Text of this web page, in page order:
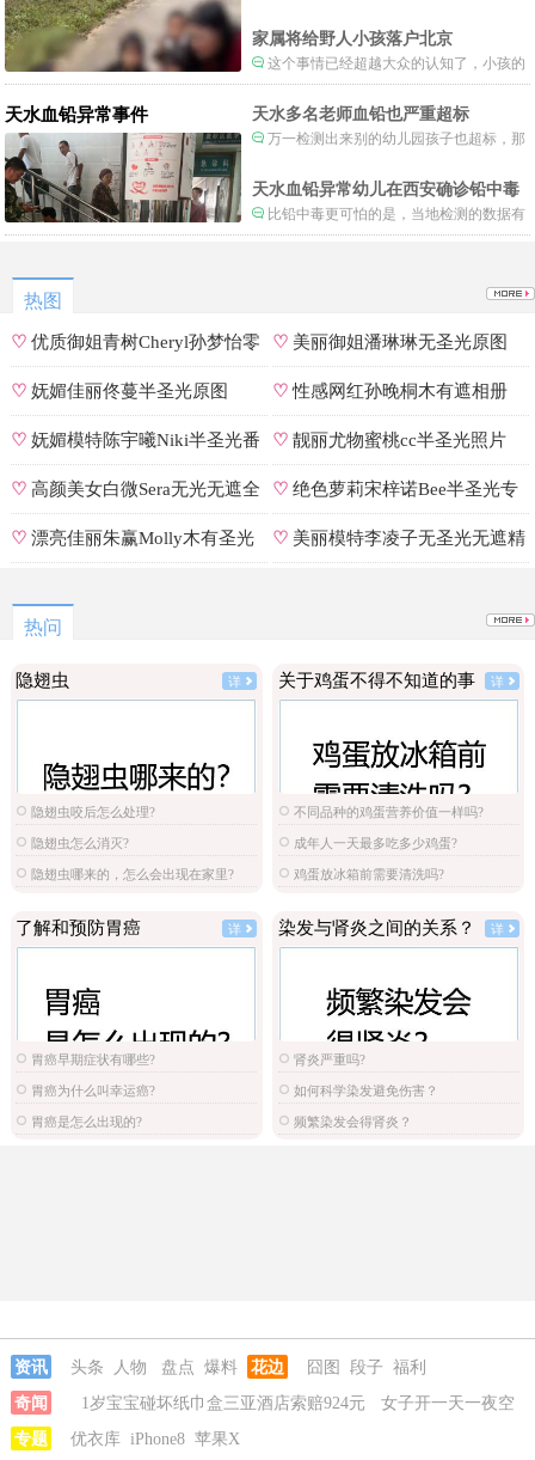
家属将给野人小孩落户北京
这个事情已经超越大众的认知了，小孩的
形体和状态已经畸形了，得尽快送医。
天水血铅异常事件 天水多名老师血铅也严重超标
万一检测出来别的幼儿园孩子也超标，那
天水血铅异常幼儿在西安确诊铅中毒
比铅中毒更可怕的是，当地检测的数据有
可能被造假。
热图
♡优质御姐青树Cheryl孙梦怡零
遮罩私拍
♡ 美丽御姐潘琳琳无圣光原图
♡妩媚佳丽佟蔓半圣光原图 ♡性感网红孙晚桐木有遮相册
♡妩媚模特陈宇曦Niki半圣光番
号
♡ 靓丽尤物蜜桃cc半圣光照片
♡高颜美女白微Sera无光无遮全
集
♡ 绝色萝莉宋梓诺Bee半圣光专
辑
♡漂亮佳丽朱赢Molly木有圣光 ♡ 美丽模特李凌子无圣光无遮精
热问
隐翅虫 详
隐翅虫咬后怎么处理?
隐翅虫怎么消灭?
隐翅虫哪来的，怎么会出现在家里?
关于鸡蛋不得不知道的事 详
不同品种的鸡蛋营养价值一样吗?
成年人一天最多吃多少鸡蛋?
鸡蛋放冰箱前需要清洗吗?
了解和预防胃癌 详
胃癌早期症状有哪些?
胃癌为什么叫幸运癌?
胃癌是怎么出现的?
染发与肾炎之间的关系？ 详
肾炎严重吗?
如何科学染发避免伤害？
频繁染发会得肾炎？
资讯 头条 人物 盘点 爆料 花边 囧图 段子 福利
奇闻
1岁宝宝碰坏纸巾盒三亚酒店索赔924元
女子开一天一夜空
调后二氧化碳中毒
专题 优衣库 iPhone8 苹果X